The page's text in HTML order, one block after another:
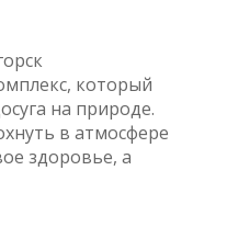
который
на природе.
в атмосфере
здоровье, а